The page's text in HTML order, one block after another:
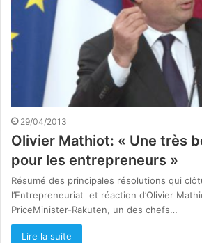
29/04/2013
Olivier Mathiot: « Une très
pour les entrepreneurs »
Résumé des principales résolutions qui
l’Entrepreneuriat et réaction d’Olivier
PriceMinister-Rakuten, un des chefs…
Lire la suite